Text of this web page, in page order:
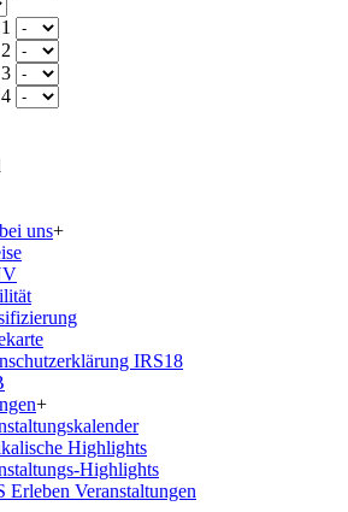
uns+
IRS18
+
Highlights
Highlights
Erleben Veranstaltungen